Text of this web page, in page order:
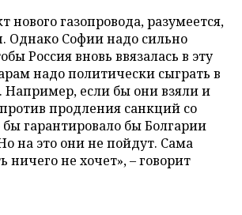
нового газопровода, разумеется,
Однако Софии надо сильно
Россия вновь ввязалась в эту
надо политически сыграть в
Например, если бы они взяли и
продления санкций со
бы гарантировало бы Болгарии
на это они не пойдут. Сама
ничего не хочет», – говорит